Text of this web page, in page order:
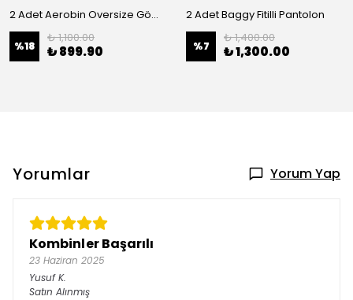
2 Adet Aerobin Oversize Gömlek
%18
₺ 1,100.00
₺ 899.90
2 Adet Baggy Fitilli Pantolon
%7
₺ 1,400.00
₺ 1,300.00
Yorumlar Yorum Yap
Kombinler Başarılı
23 Haziran 2025
Yusuf K.
Satın Alınmış